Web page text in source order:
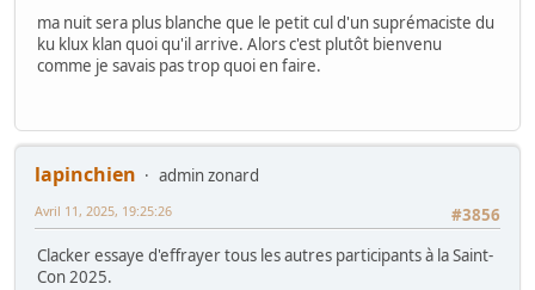
ma nuit sera plus blanche que le petit cul d'un suprémaciste du
ku klux klan quoi qu'il arrive. Alors c'est plutôt bienvenu
comme je savais pas trop quoi en faire.
lapinchien
admin zonard
#3856
Avril 11, 2025, 19:25:26
Clacker essaye d'effrayer tous les autres participants à la Saint-
Con 2025.